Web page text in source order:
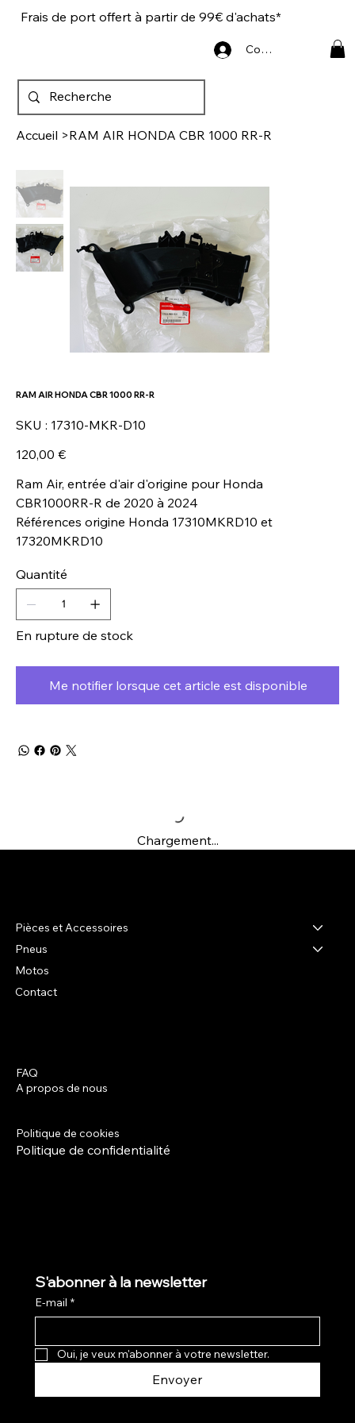
Frais de port offert à partir de 99€ d'achats*
Connexion
Accueil >RAM AIR HONDA CBR 1000 RR-R
RAM AIR HONDA CBR 1000 RR-R
SKU : SKU
17310-
17310-MKR-D10
Prix
120,00 €
Ram Air, entrée d'air d'origine pour Honda
CBR1000RR-R de 2020 à 2024
Références origine Honda 17310MKRD10 et
17320MKRD10
Quantité
En rupture de stock
Me notifier lorsque cet article est disponible
Chargement...
Pièces et Accessoires
Pneus
Motos
Contact
FAQ
A propos de nous
Politique de cookies
Politique de confidentialité
S'abonner à la newsletter
E-mail *
Oui, je veux m'abonner à votre newsletter.
Envoyer